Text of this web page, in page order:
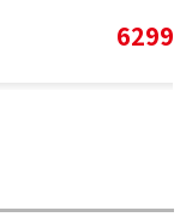
6299